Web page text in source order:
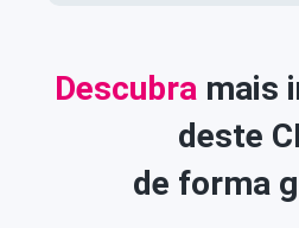
Descubra mais
deste
de forma